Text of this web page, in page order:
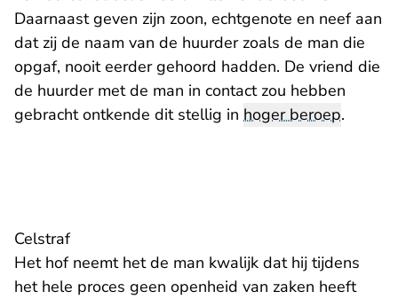
Daarnaast geven zijn zoon, echtgenote en neef aan
dat zij de naam van de huurder zoals de man die
opgaf, nooit eerder gehoord hadden. De vriend die
de huurder met de man in contact zou hebben
gebracht ontkende dit stellig in hoger beroep.
Celstraf
Het hof neemt het de man kwalijk dat hij tijdens
het hele proces geen openheid van zaken heeft